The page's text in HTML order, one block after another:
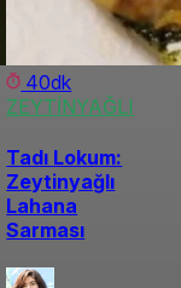
40dk
ZEYTİNYAĞLI
Tadı Lokum:
Zeytinyağlı
Lahana
Sarması